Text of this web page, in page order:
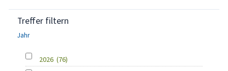
Treffer filtern
Jahr
2026 (76)